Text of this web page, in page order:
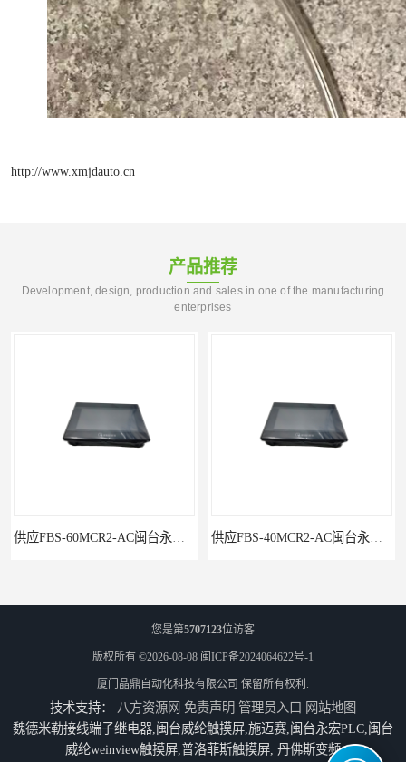
http://www.xmjdauto.cn
产品推荐
Development, design, production and sales in one of the manufacturing
enterprises
供应FBS-60MCR2-AC闽台永宏FATEKPLC 供应FBS-40MCR2-AC闽台永宏FATEKPLC
您是第5707123位访客
版权所有 ©2026-08-08 闽ICP备2024064622号-1
厦门晶鼎自动化科技有限公司 保留所有权利.
技术支持： 八方资源网 免责声明 管理员入口 网站地图
魏德米勒接线端子继电器,闽台威纶触摸屏,施迈赛,闽台永宏PLC,闽台
威纶weinview触摸屏,普洛菲斯触摸屏, 丹佛斯变频